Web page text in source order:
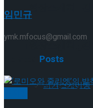
[현장스케치] 김
피겨스케이팅
[현장스케치]
Trending Tags
임민규
ymk.mfocus@gmail.com
Posts